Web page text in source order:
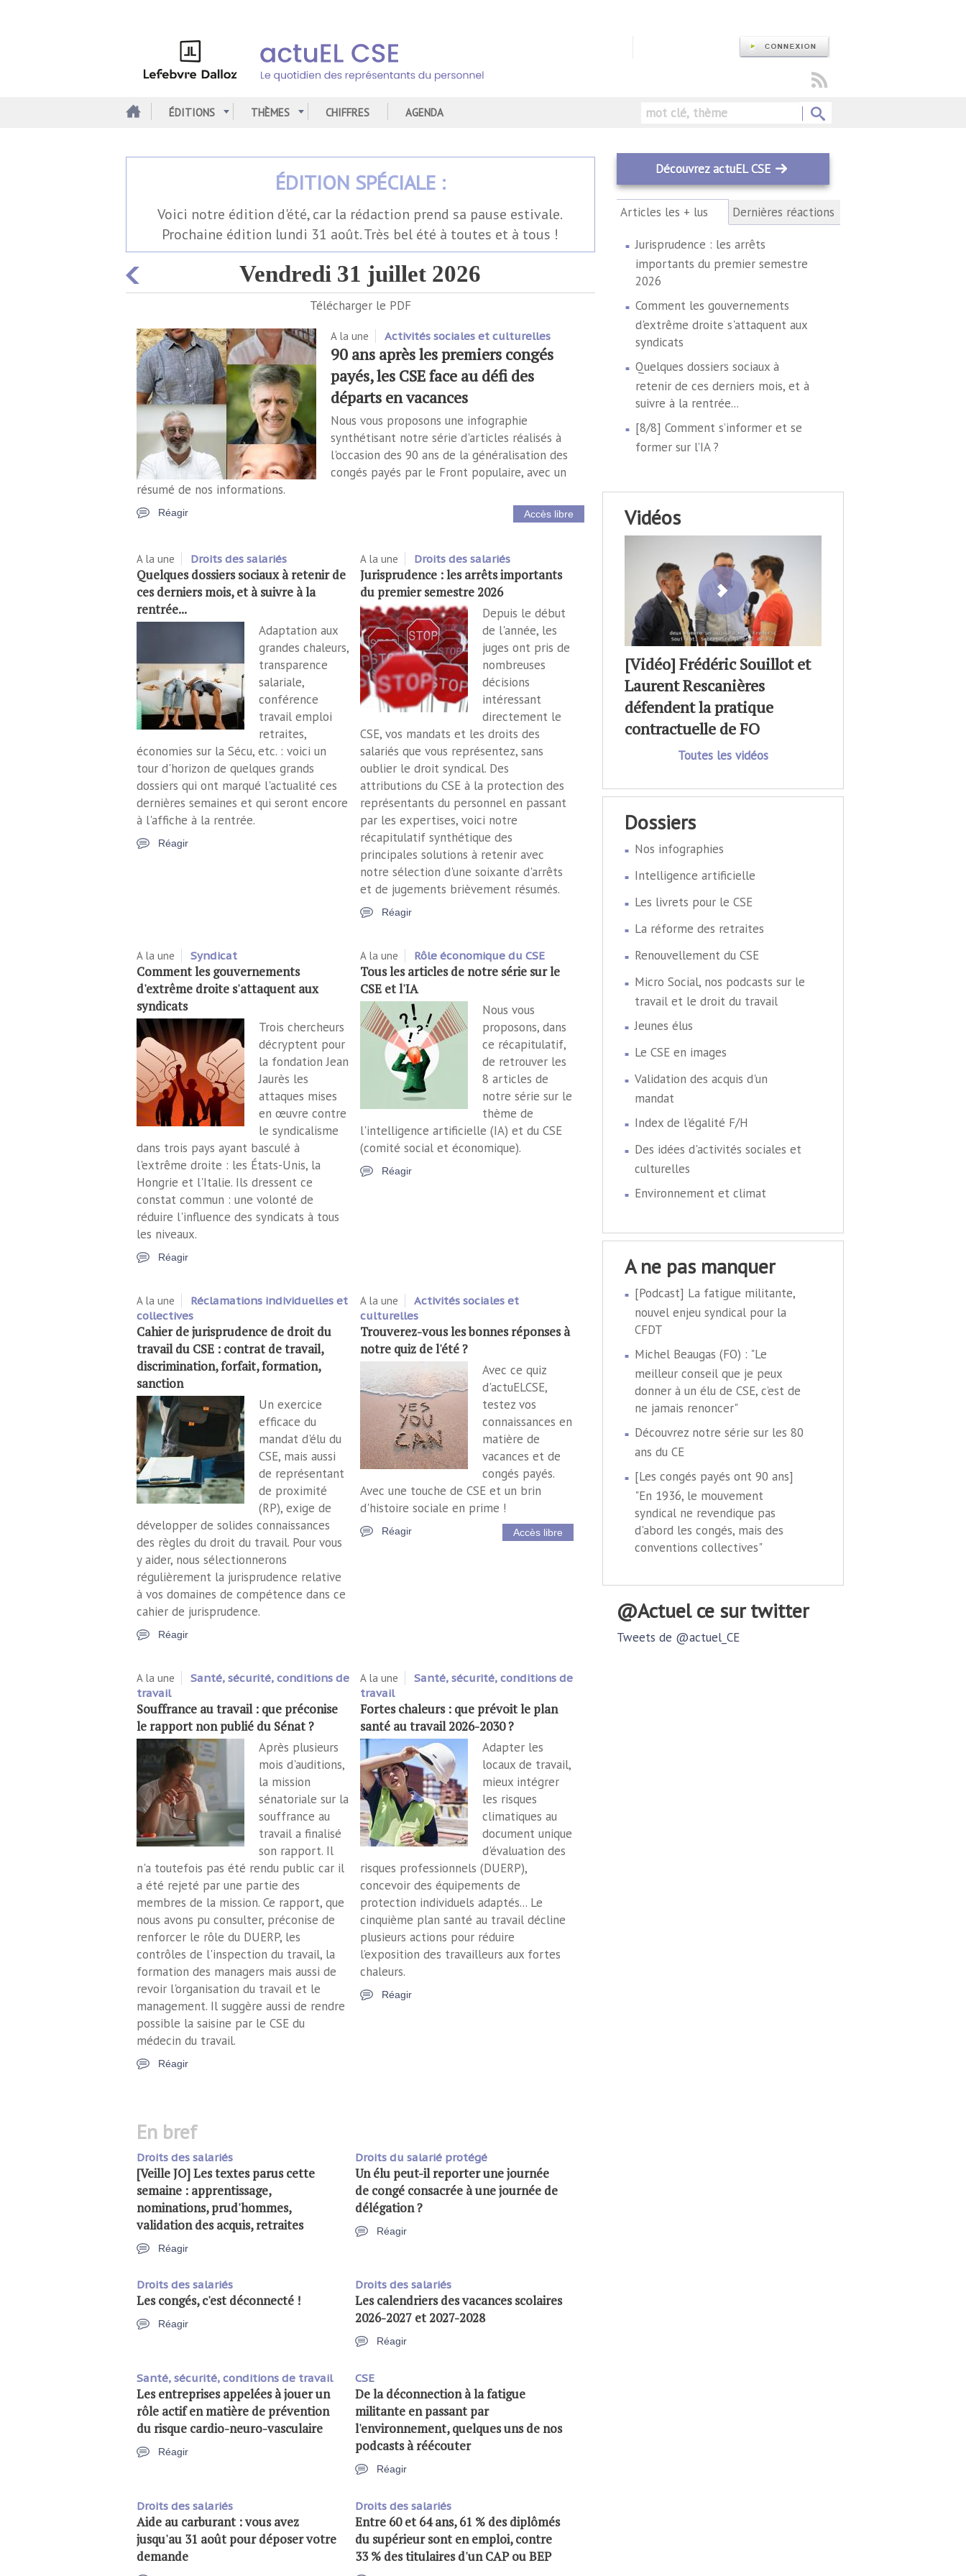
ÉDITIONS THÈMES CHIFFRES AGENDA Rechercher
ÉDITION SPÉCIALE :
voici notre édition d'été, car la rédaction prend sa pause estivale.
Prochaine édition lundi 31 août. Très bel été à toutes et à tous !
vendredi 31 juillet 2026
Télécharger le PDF
A la une Activités sociales et culturelles
90 ans après les premiers congés
payés, les CSE face au défi des
départs en vacances
Nous vous proposons une infographie
synthétisant notre série d'articles réalisés à
l'occasion des 90 ans de la généralisation des
congés payés par le Front populaire, avec un
résumé de nos informations.
Réagir Accès libre
A la une Droits des salariés
Quelques dossiers sociaux à retenir de
ces derniers mois, et à suivre à la
rentrée...
Adaptation aux
grandes chaleurs,
transparence
salariale,
conférence
travail emploi
retraites,
économies sur la Sécu, etc. : voici un
tour d'horizon de quelques grands
dossiers qui ont marqué l'actualité ces
dernières semaines et qui seront encore
à l'affiche à la rentrée.
Réagir
A la une Droits des salariés
Jurisprudence : les arrêts importants
du premier semestre 2026
Depuis le début
de l'année, les
juges ont pris de
nombreuses
décisions
intéressant
directement le
CSE, vos mandats et les droits des
salariés que vous représentez, sans
oublier le droit syndical. Des
attributions du CSE à la protection des
représentants du personnel en passant
par les expertises, voici notre
récapitulatif synthétique des
principales solutions à retenir avec
notre sélection d'une soixante d'arrêts
et de jugements brièvement résumés.
Réagir
A la une Syndicat
Comment les gouvernements
d'extrême droite s'attaquent aux
syndicats
Trois chercheurs
décryptent pour
la fondation Jean
Jaurès les
attaques mises
en œuvre contre
le syndicalisme
dans trois pays ayant basculé à
l'extrême droite : les États-Unis, la
Hongrie et l'Italie. Ils dressent ce
constat commun : une volonté de
réduire l'influence des syndicats à tous
les niveaux.
Réagir
A la une Rôle économique du CSE
Tous les articles de notre série sur le
CSE et l'IA
Nous vous
proposons, dans
ce récapitulatif,
de retrouver les
8 articles de
notre série sur le
thème de
l'intelligence artificielle (IA) et du CSE
(comité social et économique).
Réagir
A la une
Réclamations individuelles et
collectives
Cahier de jurisprudence de droit du
travail du CSE : contrat de travail,
discrimination, forfait, formation,
sanction
Un exercice
efficace du
mandat d'élu du
CSE, mais aussi
de représentant
de proximité
(RP), exige de
développer de solides connaissances
des règles du droit du travail. Pour vous
y aider, nous sélectionnerons
régulièrement la jurisprudence relative
à vos domaines de compétence dans ce
cahier de jurisprudence.
Réagir
A la une
Activités sociales et
culturelles
Trouverez-vous les bonnes réponses à
notre quiz de l'été ?
Avec ce quiz
d'actuELCSE,
testez vos
connaissances en
matière de
vacances et de
congés payés.
Avec une touche de CSE et un brin
d'histoire sociale en prime !
Réagir Accès libre
A la une
Santé, sécurité, conditions de
travail
Souffrance au travail : que préconise
le rapport non publié du Sénat ?
Après plusieurs
mois d'auditions,
la mission
sénatoriale sur la
souffrance au
travail a finalisé
son rapport. Il
n'a toutefois pas été rendu public car il
a été rejeté par une partie des
membres de la mission. Ce rapport, que
nous avons pu consulter, préconise de
renforcer le rôle du DUERP, les
contrôles de l'inspection du travail, la
formation des managers mais aussi de
revoir l'organisation du travail et le
management. Il suggère aussi de rendre
possible la saisine par le CSE du
médecin du travail.
Réagir
A la une
Santé, sécurité, conditions de
travail
Fortes chaleurs : que prévoit le plan
santé au travail 2026-2030 ?
Adapter les
locaux de travail,
mieux intégrer
les risques
climatiques au
document unique
d'évaluation des
risques professionnels (DUERP),
concevoir des équipements de
protection individuels adaptés... Le
cinquième plan santé au travail décline
plusieurs actions pour réduire
l’exposition des travailleurs aux fortes
chaleurs.
Réagir
en bref
Droits des salariés
[Veille JO] Les textes parus cette
semaine : apprentissage,
nominations, prud'hommes,
validation des acquis, retraites
Réagir
Droits du salarié protégé
Un élu peut-il reporter une journée
de congé consacrée à une journée de
délégation ?
Réagir
Droits des salariés
Les congés, c'est déconnecté !
Réagir
Droits des salariés
Les calendriers des vacances scolaires
2026-2027 et 2027-2028
Réagir
Santé, sécurité, conditions de travail
Les entreprises appelées à jouer un
rôle actif en matière de prévention
du risque cardio-neuro-vasculaire
Réagir
CSE
De la déconnection à la fatigue
militante en passant par
l'environnement, quelques uns de nos
podcasts à réécouter
Réagir
Droits des salariés
Aide au carburant : vous avez
jusqu'au 31 août pour déposer votre
demande
Droits des salariés
Entre 60 et 64 ans, 61 % des diplômés
du supérieur sont en emploi, contre
33 % des titulaires d'un CAP ou BEP
Découvrez actuEL CSE
Articles les + lus (onglet
actif)
Dernières réactions
Jurisprudence : les arrêts
importants du premier semestre
2026
Comment les gouvernements
d'extrême droite s'attaquent aux
syndicats
Quelques dossiers sociaux à
retenir de ces derniers mois, et à
suivre à la rentrée...
[8/8] Comment s’informer et se
former sur l’IA ?
vidéos
[Vidéo] Frédéric Souillot et
Laurent Rescanières
défendent la pratique
contractuelle de FO
Toutes les vidéos
dossiers
Nos infographies
Intelligence artificielle
Les livrets pour le CSE
La réforme des retraites
Renouvellement du CSE
Micro Social, nos podcasts sur le
travail et le droit du travail
Jeunes élus
Le CSE en images
Validation des acquis d'un
mandat
Index de l'égalité F/H
Des idées d'activités sociales et
culturelles
Environnement et climat
a ne pas manquer
[Podcast] La fatigue militante,
nouvel enjeu syndical pour la
CFDT
Michel Beaugas (FO) : "Le
meilleur conseil que je peux
donner à un élu de CSE, c’est de
ne jamais renoncer"
Découvrez notre série sur les 80
ans du CE
[Les congés payés ont 90 ans]
"En 1936, le mouvement
syndical ne revendique pas
d'abord les congés, mais des
conventions collectives"
@actuel ce sur twitter
Tweets de @actuel_CE